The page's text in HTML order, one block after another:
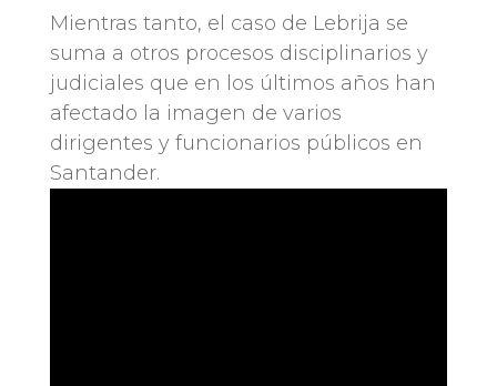
Mientras tanto, el caso de Lebrija se
suma a otros procesos disciplinarios y
judiciales que en los últimos años han
afectado la imagen de varios
dirigentes y funcionarios públicos en
Santander.